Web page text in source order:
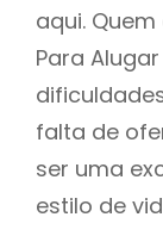
aqui.
Para
falta de
ser uma
estilo de